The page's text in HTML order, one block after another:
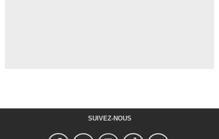
SUIVEZ-NOUS